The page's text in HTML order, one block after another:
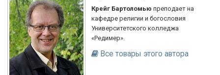
Крейг Бартоломью преподает на
кафедре религии и богословия
Университетского колледжа
«Редимер».
Все товары этого автора